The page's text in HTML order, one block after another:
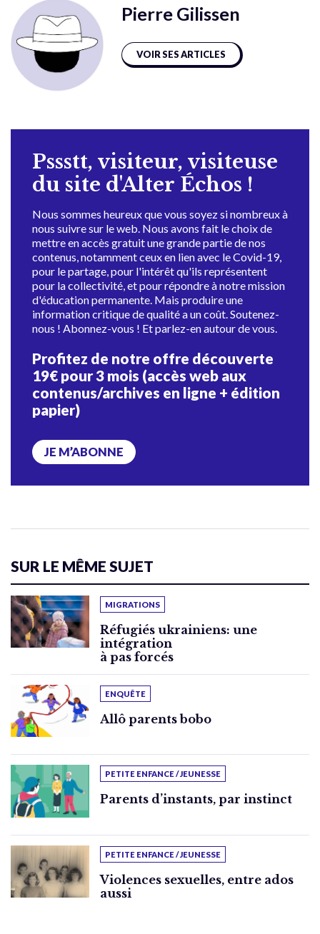
Pierre Gilissen
VOIR SES ARTICLES
Pssstt, visiteur, visiteuse
du site d'Alter Échos !
Nous sommes heureux que vous soyez si nombreux à
nous suivre sur le web. Nous avons fait le choix de
mettre en accès gratuit une grande partie de nos
contenus, notamment ceux en lien avec le Covid-19,
pour le partage, pour l'intérêt qu'ils représentent
pour la collectivité, et pour répondre à notre mission
d'éducation permanente. Mais produire une
information critique de qualité a un coût. Soutenez-
nous ! Abonnez-vous ! Et parlez-en autour de vous.
Profitez de notre offre découverte
19€ pour 3 mois (accès web aux
contenus/archives en ligne + édition
papier)
JE M’ABONNE
SUR LE MÊME SUJET
MIGRATIONS
Réfugiés ukrainiens: une
intégration
à pas forcés
ENQUÊTE
Allô parents bobo
PETITE ENFANCE / JEUNESSE
Parents d’instants, par instinct
PETITE ENFANCE / JEUNESSE
Violences sexuelles, entre ados
aussi